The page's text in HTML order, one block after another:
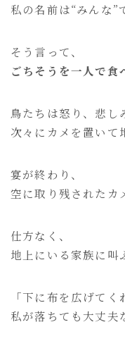
私の名前は“みんな”
そう言って、
ごちそうを一人で食
鳥たちは怒り、悲し
次々にカメを置いて
宴が終わり、
空に取り残されたカ
仕方なく、
地上にいる家族に叫
「下に布を広げてく
私が落ちても大丈夫